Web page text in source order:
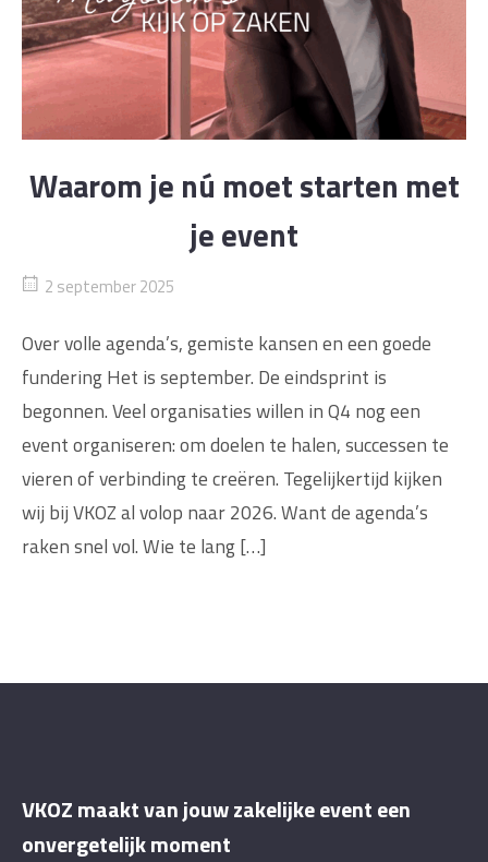
Waarom je nú moet starten met
je event
2 september 2025
Over volle agenda’s, gemiste kansen en een goede
fundering Het is september. De eindsprint is
begonnen. Veel organisaties willen in Q4 nog een
event organiseren: om doelen te halen, successen te
vieren of verbinding te creëren. Tegelijkertijd kijken
wij bij VKOZ al volop naar 2026. Want de agenda’s
raken snel vol. Wie te lang […]
VKOZ maakt van jouw zakelijke event een
onvergetelijk moment